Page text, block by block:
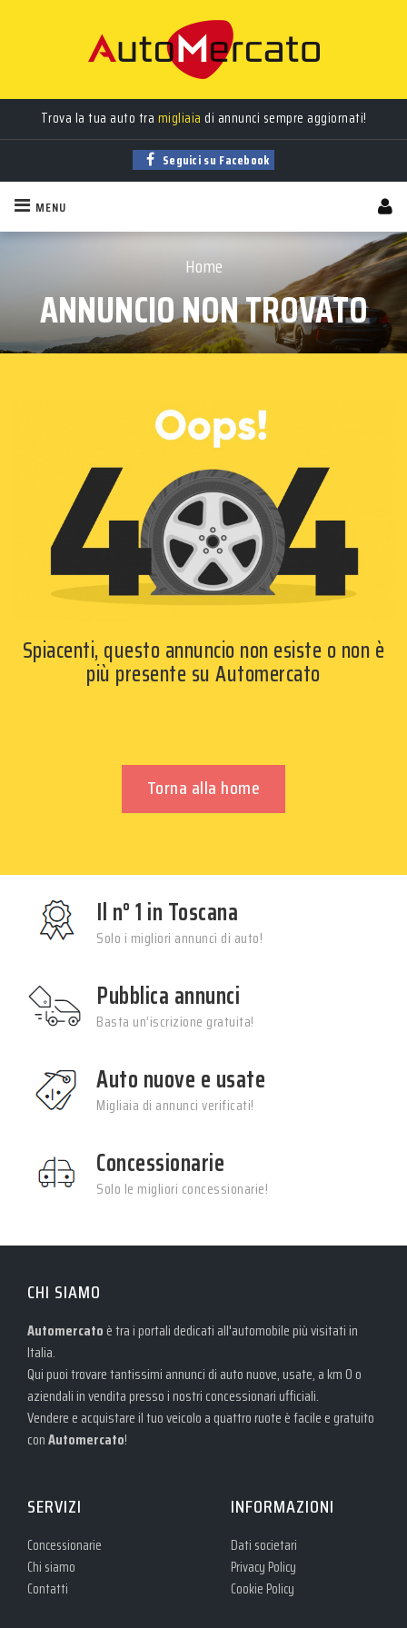
Trova la tua auto tra migliaia di annunci sempre aggiornati!
Seguici su Facebook
MENU
Home
ANNUNCIO NON TROVATO
Spiacenti, questo annuncio non esiste o non è
più presente su Automercato
Torna alla home
Il n° 1 in Toscana
Solo i migliori annunci di auto!
Pubblica annunci
Basta un’iscrizione gratuita!
Auto nuove e usate
Migliaia di annunci verificati!
Concessionarie
Solo le migliori concessionarie!
CHI SIAMO
Automercato è tra i portali dedicati all'automobile più visitati in
Italia.
Qui puoi trovare tantissimi annunci di auto nuove, usate, a km 0 o
aziendali in vendita presso i nostri concessionari ufficiali.
Vendere e acquistare il tuo veicolo a quattro ruote è facile e gratuito
conAutomercato!
SERVIZI
Concessionarie
Chi siamo
Contatti
INFORMAZIONI
Dati societari
Privacy Policy
Cookie Policy